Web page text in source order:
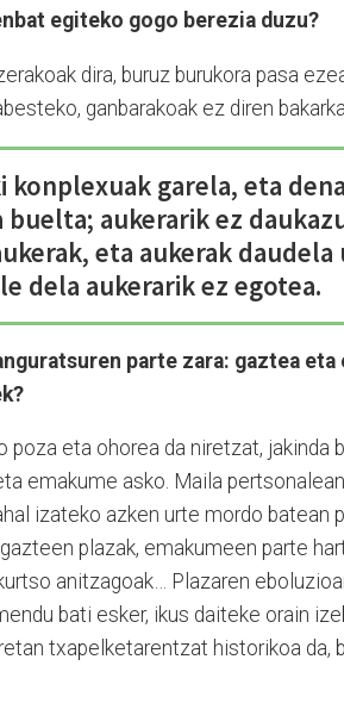
egiteko gogo berezia duzu?
dira, buruz burukora pasa
ganbarakoak ez diren
konplexuak garela, eta
buelta; aukerarik ez
eta aukerak daudela
dela aukerarik ez egotea.
parte zara: gaztea eta
poza eta ohorea da niretzat, jakinda
emakume asko. Maila
izateko azken urte mordo batean
plazak, emakumeen parte
anitzagoak… Plazaren
bati esker, ikus daiteke orain
txapelketarentzat historikoa da,